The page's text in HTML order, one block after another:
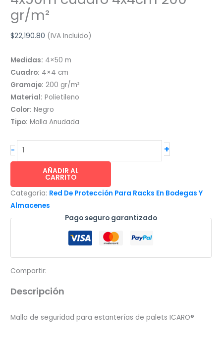
gr/m²
$22,190.80 (IVA Incluido)
Medidas: 4×50 m
Cuadro: 4×4 cm
Gramaje: 200 gr/m²
Material: Polietileno
Color: Negro
Tipo: Malla Anudada
-
ICARO®
seguridad
para
estanterías
de
cuadro
4x4cm
gr/m²
+
AÑADIR AL
CARRITO
Categoría: Red De Protección Para Racks En Bodegas Y
Almacenes
Pago seguro garantizado
Compartir:
Descripción
Malla de seguridad para estanterías de palets ICARO®